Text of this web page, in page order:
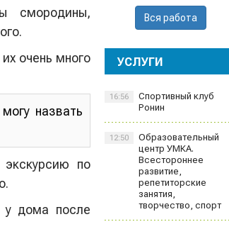
смородины,
очень много
назвать
по
дома после
Вся работа
УСЛУГИ
Спортивный клуб
Ронин
16:56
Образовательный
центр УМКА.
Всестороннее
развитие,
репетиторские
занятия,
творчество, спорт
12:50